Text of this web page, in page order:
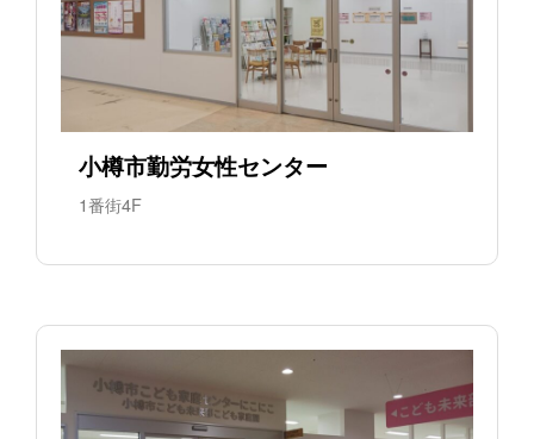
小樽市勤労女性センター
1番街4F